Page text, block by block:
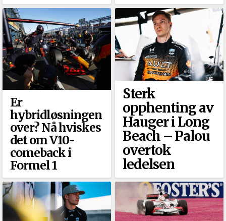
Er
hybridløsningen
over? Nå hviskes
det om V10-
comeback i
Formel 1
Sterk
opphenting av
Hauger i Long
Beach –⁠ Palou
overtok
ledelsen